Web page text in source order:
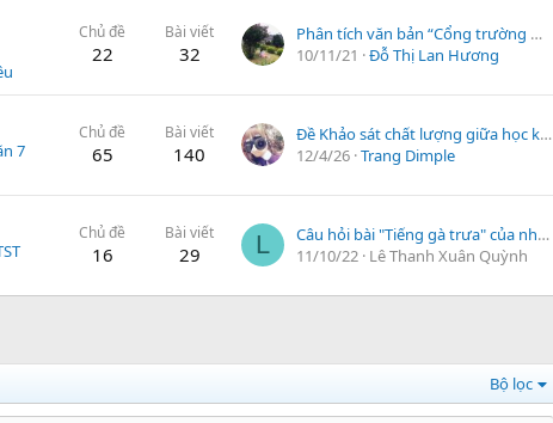
Chủ đề
22
Bài viết
32
Phân tích văn bản “Cổng trường mở ra” của Lý Lan
10/11/21
Đỗ Thị Lan Hương
7
Chủ đề
65
Bài viết
140
Đề Khảo sát chất lượng giữa học kì II môn Ngữ Văn 7
12/4/26 Trang Dimple
Chủ đề
16
Bài viết
29 L
Câu hỏi bài "Tiếng gà trưa" của nhà thơ Xuân Quỳnh
11/10/22 Lê Thanh Xuân Quỳnh
Bộ lọc